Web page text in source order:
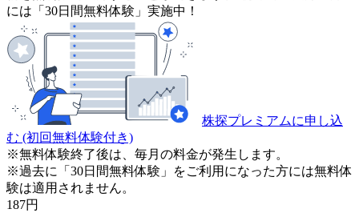
には「30日間無料体験」実施中！
株探プレミアムに申し込
む (初回無料体験付き)
※無料体験終了後は、毎月の料金が発生します。
※過去に「30日間無料体験」をご利用になった方には無料体
験は適用されません。
187円